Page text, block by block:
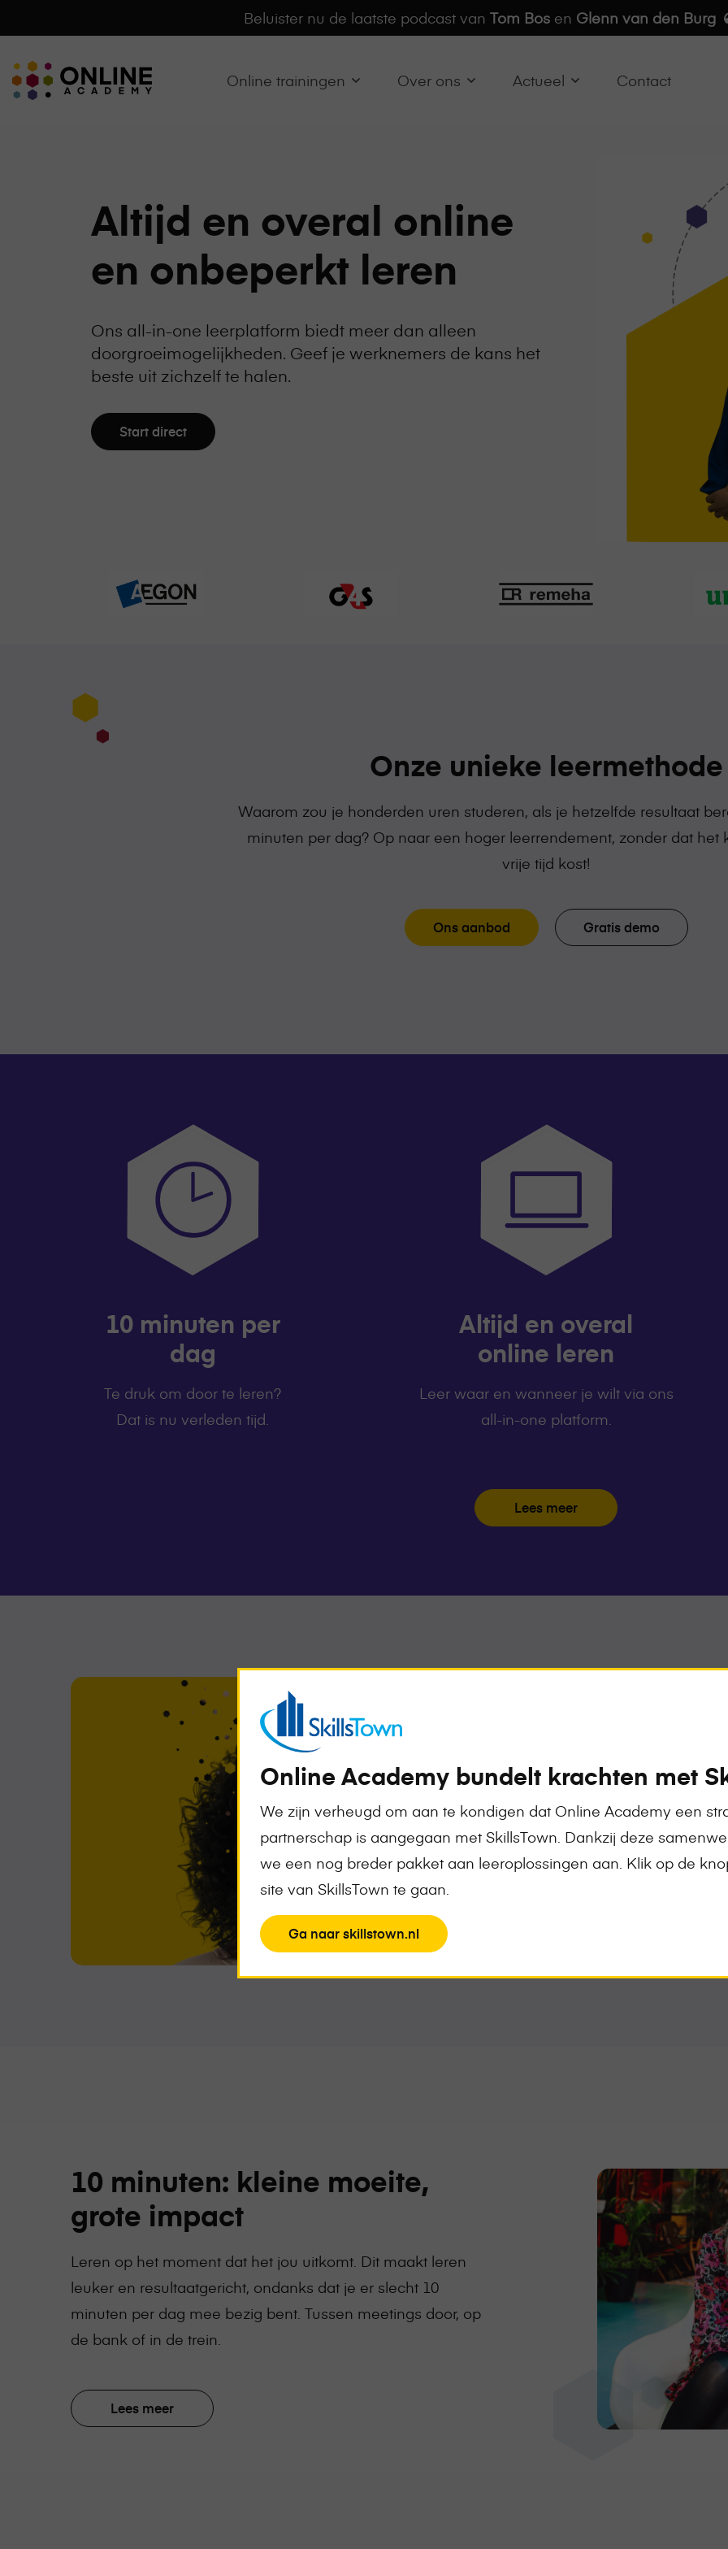
Beluister nu de laatste podcast van Tom Bos en Glenn van den Burg
Online
Academy
organisaties
Logo
Online trainingen Over ons Actueel Contact
Altijd en overal online
en onbeperkt leren
Ons all-in-one leerplatform biedt meer dan alleen
doorgroeimogelijkheden. Geef je werknemers de kans het
beste uit zichzelf te halen.
Start direct
Onze unieke leermethode
Waarom zou je honderden uren studeren, als je hetzelfde resultaat
minuten per dag? Op naar een hoger leerrendement, zonder dat het
vrije tijd kost!
Ons aanbod Gratis demo
10 minuten per
dag
Te druk om door te leren?
Dat is nu verleden tijd.
Altijd en overal
online leren
Leer waar en wanneer je wilt via ons
all-in-one platform.
Lees meer
Bekijk
Benieuwd waar
ontwikkelen?
ontvang het
10 minuten: kleine moeite,
grote impact
Leren op het moment dat het jou uitkomt. Dit maakt leren
leuker en resultaatgericht, ondanks dat je er slecht 10
minuten per dag mee bezig bent. Tussen meetings door, op
de bank of in de trein.
View
Lees meer
Online Academy bundelt krachten met
We zijn verheugd om aan te kondigen dat Online Academy een
partnerschap is aangegaan met SkillsTown. Dankzij deze
we een nog breder pakket aan leeroplossingen aan. Klik op de
site van SkillsTown te gaan.
View
Ga naar skillstown.nl